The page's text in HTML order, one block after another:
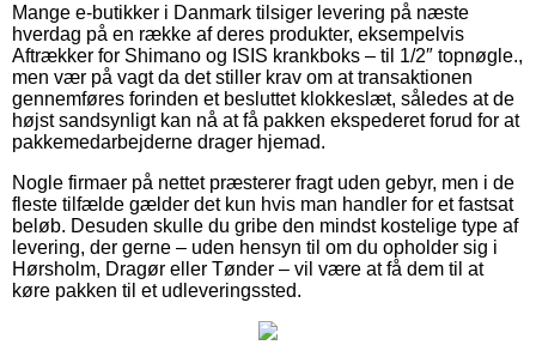
Mange e-butikker i Danmark tilsiger levering på næste
hverdag på en række af deres produkter, eksempelvis
Aftrækker for Shimano og ISIS krankboks – til 1/2″ topnøgle.,
men vær på vagt da det stiller krav om at transaktionen
gennemføres forinden et besluttet klokkeslæt, således at de
højst sandsynligt kan nå at få pakken ekspederet forud for at
pakkemedarbejderne drager hjemad.
Nogle firmaer på nettet præsterer fragt uden gebyr, men i de
fleste tilfælde gælder det kun hvis man handler for et fastsat
beløb. Desuden skulle du gribe den mindst kostelige type af
levering, der gerne – uden hensyn til om du opholder sig i
Hørsholm, Dragør eller Tønder – vil være at få dem til at
køre pakken til et udleveringssted.